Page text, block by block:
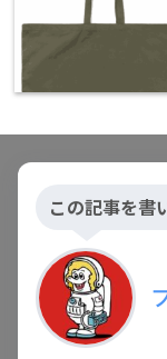
この記事を書